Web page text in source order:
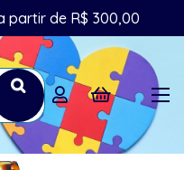
partir de R$ 300,00